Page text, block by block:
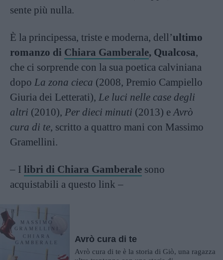
sente più nulla.
È la principessa, triste e moderna, dell’ultimo
romanzo di Chiara Gamberale, Qualcosa,
che ci sorprende con la sua poetica calviniana
dopo La zona cieca (2008, Premio Campiello
Giuria dei Letterati), Le luci nelle case degli
altri (2010), Per dieci minuti (2013) e Avrò
cura di te, scritto a quattro mani con Massimo
Gramellini.
– I libri di Chiara Gamberale sono
acquistabili a questo link –
Avrò cura di te
Avrò cura di te è la storia di Giò, una ragazza